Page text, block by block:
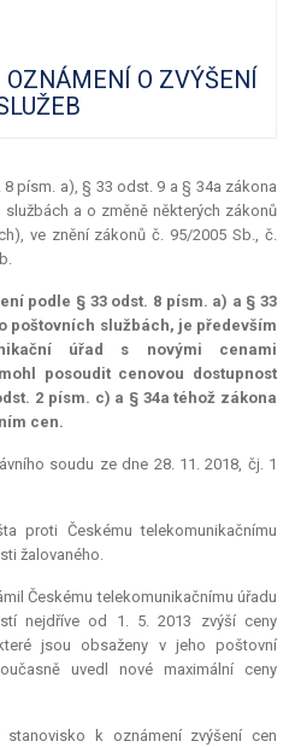
O ZVÝŠENÍ
písm. a), § 33 odst. 9 a § 34a zákona
a o změně některých zákonů
ve znění zákonů č. 95/2005 Sb., č.
podle § 33 odst. 8 písm. a) a § 33
poštovních službách, je především
úřad s novými cenami
posoudit cenovou dostupnost
2 písm. c) a § 34a téhož zákona
cen.
soudu ze dne 28. 11. 2018, čj. 1
proti Českému telekomunikačnímu
žalovaného.
Českému telekomunikačnímu úřadu
nejdříve od 1. 5. 2013 zvýší ceny
jsou obsaženy v jeho poštovní
uvedl nové maximální ceny
k oznámení zvýšení cen